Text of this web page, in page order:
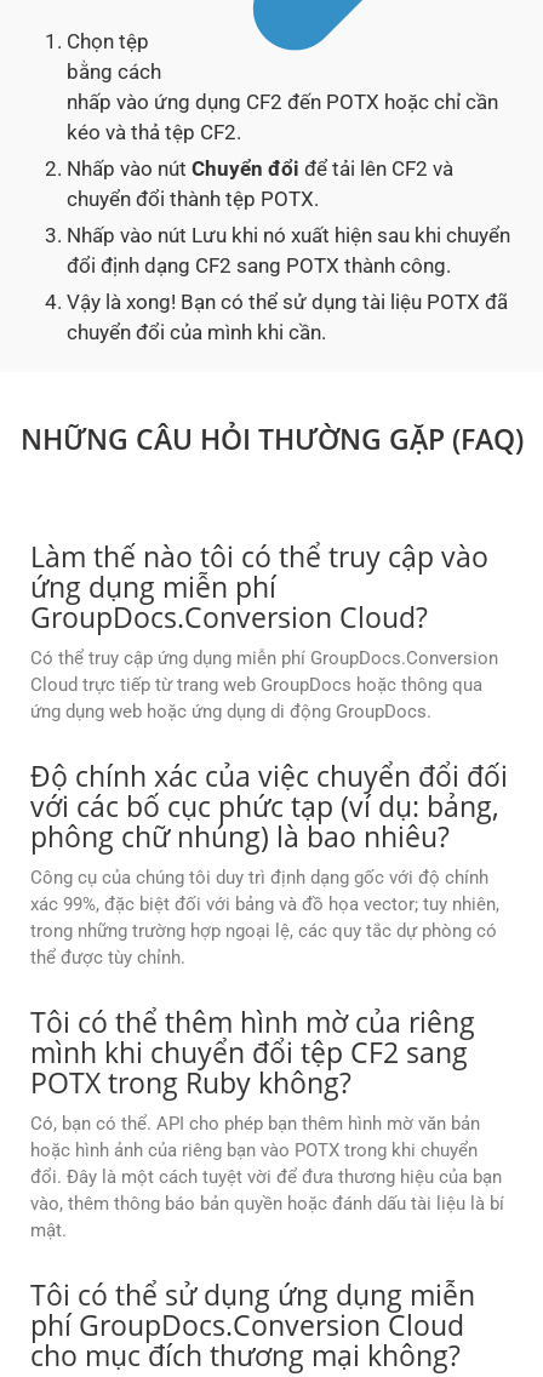
Chọn tệp
bằng cách
nhấp vào ứng dụng CF2 đến POTX hoặc chỉ cần
kéo và thả tệp CF2.
Nhấp vào nút Chuyển đổi để tải lên CF2 và
chuyển đổi thành tệp POTX.
Nhấp vào nút Lưu khi nó xuất hiện sau khi chuyển
đổi định dạng CF2 sang POTX thành công.
Vậy là xong! Bạn có thể sử dụng tài liệu POTX đã
chuyển đổi của mình khi cần.
NHỮNG CÂU HỎI THƯỜNG GẶP (FAQ)
Làm thế nào tôi có thể truy cập vào
ứng dụng miễn phí
GroupDocs.Conversion Cloud?
Có thể truy cập ứng dụng miễn phí GroupDocs.Conversion
Cloud trực tiếp từ trang web GroupDocs hoặc thông qua
ứng dụng web hoặc ứng dụng di động GroupDocs.
Độ chính xác của việc chuyển đổi đối
với các bố cục phức tạp (ví dụ: bảng,
phông chữ nhúng) là bao nhiêu?
Công cụ của chúng tôi duy trì định dạng gốc với độ chính
xác 99%, đặc biệt đối với bảng và đồ họa vector; tuy nhiên,
trong những trường hợp ngoại lệ, các quy tắc dự phòng có
thể được tùy chỉnh.
Tôi có thể thêm hình mờ của riêng
mình khi chuyển đổi tệp CF2 sang
POTX trong Ruby không?
Có, bạn có thể. API cho phép bạn thêm hình mờ văn bản
hoặc hình ảnh của riêng bạn vào POTX trong khi chuyển
đổi. Đây là một cách tuyệt vời để đưa thương hiệu của bạn
vào, thêm thông báo bản quyền hoặc đánh dấu tài liệu là bí
mật.
Tôi có thể sử dụng ứng dụng miễn
phí GroupDocs.Conversion Cloud
cho mục đích thương mại không?